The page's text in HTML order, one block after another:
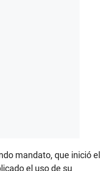
mandato, que inició el
el uso de su